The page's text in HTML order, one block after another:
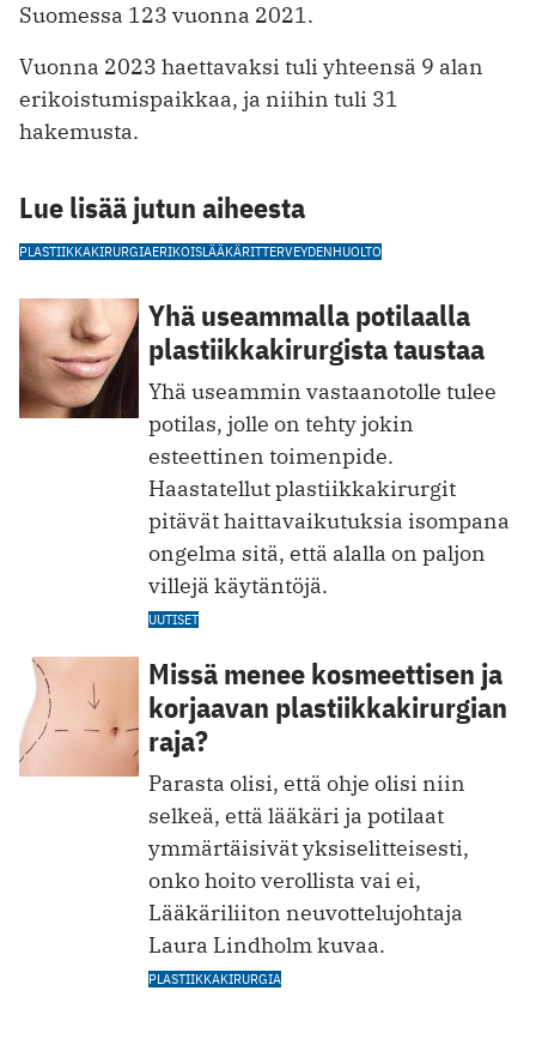
Suomessa 123 vuonna 2021.
Vuonna 2023 haettavaksi tuli yhteensä 9 alan
erikoistumispaikkaa, ja niihin tuli 31
hakemusta.
Lue lisää jutun aiheesta
PLASTIIKKAKIRURGIAERIKOISLÄÄKÄRITTERVEYDENHUOLTO
Yhä useammalla potilaalla
plastiikkakirurgista taustaa
Yhä useammin vastaanotolle tulee
potilas, jolle on tehty ­jokin
esteettinen toimenpide.
Haastatellut plastiikkakirurgit
pitävät haittavaikutuksia isompana
ongelma ­sitä, että alalla on paljon
villejä käytäntöjä.
UUTISET
Missä menee kosmeettisen ja
korjaavan plastiikkakirurgian
raja?
Parasta olisi, että ohje olisi niin
selkeä, että lääkäri ja potilaat
ymmärtäisivät yksiselitteisesti,
onko hoito verollista vai ei,
Lääkäriliiton neuvottelujohtaja
Laura Lindholm kuvaa.
PLASTIIKKAKIRURGIA